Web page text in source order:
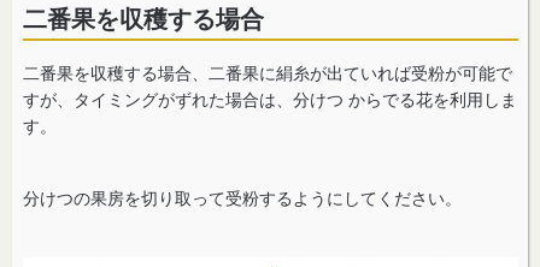
二番果を収穫する場合
二番果を収穫する場合、二番果に絹糸が出ていれば受粉が可能で
すが、タイミングがずれた場合は、分けつ からでる花を利用しま
す。
分けつの果房を切り取って受粉するようにしてください。